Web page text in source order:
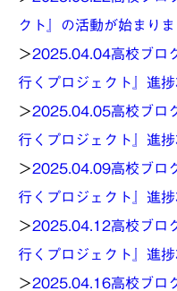
クト』の活動が始まりま
＞2025.04.04高校ブロ
行くプロジェクト』進
＞2025.04.05高校ブロ
行くプロジェクト』進
＞2025.04.09高校ブロ
行くプロジェクト』進
＞2025.04.12高校ブロ
行くプロジェクト』進
＞2025.04.16高校ブロ